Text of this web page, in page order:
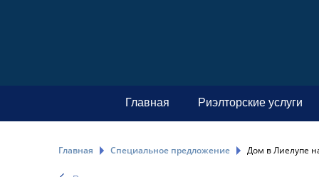
Главная Риэлторские услуги
Главная Специальное предложение Дом в Лиелупе